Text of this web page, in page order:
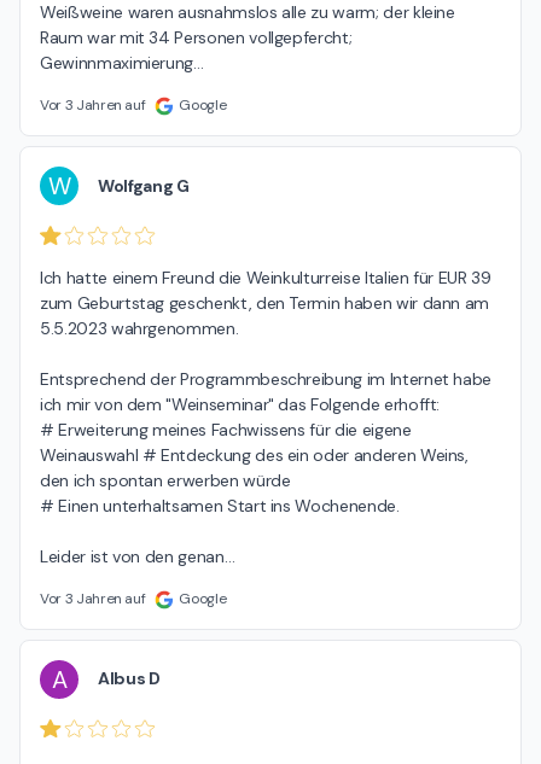
Weißweine waren ausnahmslos alle zu warm; der kleine
Raum war mit 34 Personen vollgepfercht;
Gewinnmaximierung…
Vor 3 Jahren auf Google
W Wolfgang G
Ich hatte einem Freund die Weinkulturreise Italien für EUR 39
zum Geburtstag geschenkt, den Termin haben wir dann am
5.5.2023 wahrgenommen.
Entsprechend der Programmbeschreibung im Internet habe
ich mir von dem "Weinseminar" das Folgende erhofft:
# Erweiterung meines Fachwissens für die eigene
Weinauswahl # Entdeckung des ein oder anderen Weins,
den ich spontan erwerben würde
# Einen unterhaltsamen Start ins Wochenende.
Leider ist von den genan…
Vor 3 Jahren auf Google
A Albus D